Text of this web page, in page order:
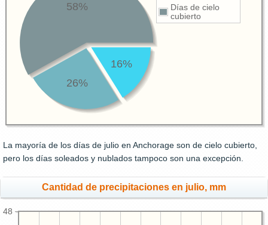
Días de cielo
cubierto
16%
26%
58%
La mayoría de los días de julio en Anchorage son de cielo cubierto,
pero los días soleados y nublados tampoco son una excepción.
Cantidad de precipitaciones en julio, mm
48